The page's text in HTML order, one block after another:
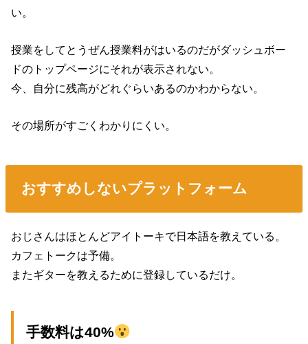
い。
授業をしてとうぜん授業料がはいるのだがダッシュボー
ドのトップページにそれが表示されない。
今、自分に残高がどれぐらいあるのかわからない。
その場所がすごくわかりにくい。
おすすめしないプラットフォーム
おじさんはほとんどアイトーキで日本語を教えている。
カフェトークは予備。
またギターを教えるために登録しているだけ。
手数料は40%